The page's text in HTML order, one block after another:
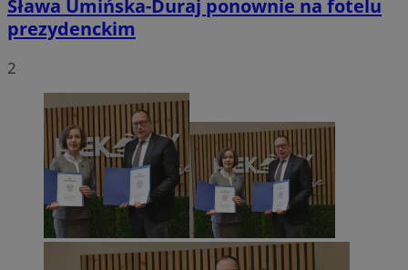
Sława Umińska-Duraj ponownie na fotelu
prezydenckim
2